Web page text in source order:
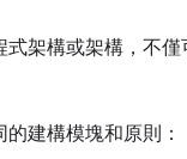
架構或架構，不
建構模塊和原則：